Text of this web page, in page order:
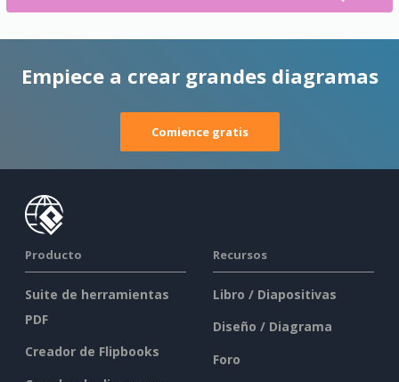
Empiece a crear grandes diagramas
Comience gratis
Producto
Suite de herramientas
PDF
Creador de Flipbooks
Recursos
Libro / Diapositivas
Diseño / Diagrama
Foro